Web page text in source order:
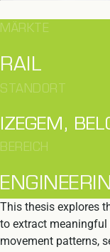
MÄRKTE
RAIL
STANDORT
IZEGEM,
BEREICH
This thesis explores
to extract meaningful
movement patterns,